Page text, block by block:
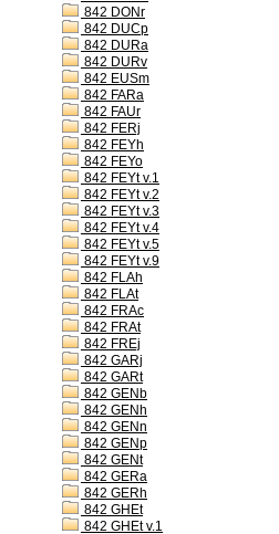
842 DONr
842 DUCp
842 DURa
842 DURv
842 EUSm
842 FARa
842 FAUr
842 FERj
842 FEYh
842 FEYo
842 FEYt v.1
842 FEYt v.2
842 FEYt v.3
842 FEYt v.4
842 FEYt v.5
842 FEYt v.9
842 FLAh
842 FLAt
842 FRAc
842 FRAt
842 FREj
842 GARj
842 GARt
842 GENb
842 GENh
842 GENn
842 GENp
842 GENt
842 GERa
842 GERh
842 GHEt
842 GHEt v.1